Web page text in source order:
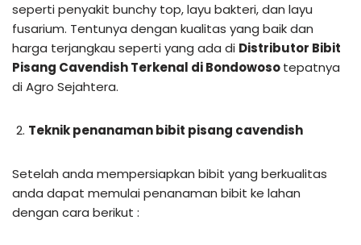
seperti penyakit bunchy top, layu bakteri, dan layu
fusarium. Tentunya dengan kualitas yang baik dan
harga terjangkau seperti yang ada di Distributor Bibit
Pisang Cavendish Terkenal di Bondowosotepatnya
di Agro Sejahtera.
Teknik penanaman bibit pisang cavendish
Setelah anda mempersiapkan bibit yang berkualitas
anda dapat memulai penanaman bibit ke lahan
dengan cara berikut :